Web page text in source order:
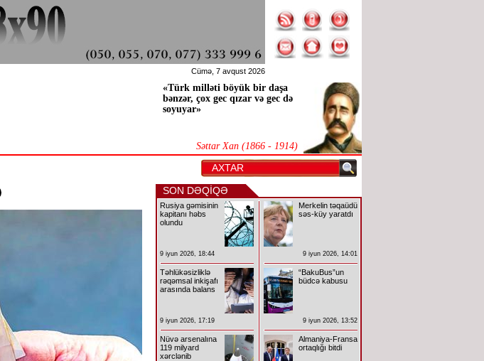
Cümə, 7 avqust 2026
«Türk milləti böyük bir daşa
bənzər, çox gec qızar və gec də
soyuyar»
Səttar Xan (1866 - 1914)
SON DƏQİQƏ
Rusiya gəmisinin
kapitanı həbs
olundu
9 iyun 2026, 18:44
Təhlükəsizliklə
rəqəmsal inkişafı
arasında balans
9 iyun 2026, 17:19
Nüvə arsenalına
119 milyard
xərclənib
Merkelin təqaüdü
səs-küy yaratdı
9 iyun 2026, 14:01
“BakuBus”un
büdcə kabusu
9 iyun 2026, 13:52
Almaniya-Fransa
ortaqlığı bitdi